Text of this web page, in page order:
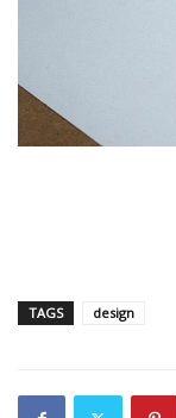
TAGS design